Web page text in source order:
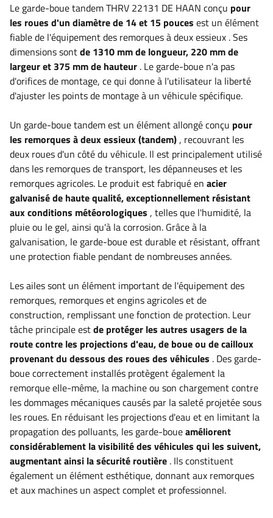
Le garde-boue tandem THRV 22131 DE HAAN conçu pour
les roues d'un diamètre de 14 et 15 pouces est un élément
fiablede l'équipement des remorques à deux essieux .Ses
dimensions sontde 1310 mm de longueur, 220 mm de
largeur et 375 mm de hauteur . Le garde-boue n'a pas
d'orifices de montage, ce qui donne à l'utilisateur la liberté
d'ajuster les points de montage à un véhicule spécifique.
Un garde-boue tandem est un élément allongé conçu pour
les remorques à deux essieux (tandem), recouvrant les
deux roues d'un côté du véhicule. Il est principalement utilisé
dans les remorques de transport, les dépanneuses et les
remorques agricoles. Le produit est fabriqué en acier
galvanisé de haute qualité, exceptionnellement résistant
aux conditions météorologiques , telles que l'humidité, la
pluie ou le gel, ainsi qu'à la corrosion. Grâce à la
galvanisation, le garde-boue est durable et résistant, offrant
une protection fiable pendant de nombreuses années.
Les ailes sont un élément important de l'équipement des
remorques, remorques et engins agricoles et de
construction, remplissant une fonction de protection. Leur
tâche principale estde protéger les autres usagers de la
route contre les projections d'eau, de boue ou de cailloux
provenant du dessous des roues des véhicules . Des garde-
boue correctement installés protègent également la
remorque elle-même, la machine ou son chargement contre
les dommages mécaniques causés par la saleté projetée sous
les roues. En réduisant les projections d'eau et en limitant la
propagation des polluants, les garde-boueaméliorent
considérablement la visibilité des véhicules qui les suivent,
augmentant ainsi la sécurité routière . Ils constituent
également un élément esthétique, donnant aux remorques
et aux machines un aspect complet et professionnel.